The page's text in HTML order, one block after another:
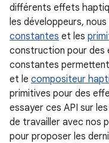
différents effets
les développeurs,
constantes et les
construction pour des
constantes
et le compositeur
primitives pour des
essayer ces API sur
de travailler avec nos
pour proposer les